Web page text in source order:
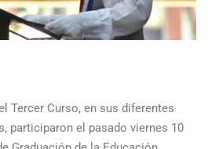
Tercer Curso, en sus diferentes
participaron el pasado viernes 10